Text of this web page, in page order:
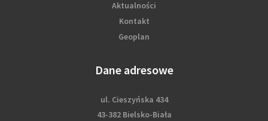
Aktualności
Kontakt
Geoplan
Dane adresowe
ul. Cieszyńska 434
43-382 Bielsko-Biała